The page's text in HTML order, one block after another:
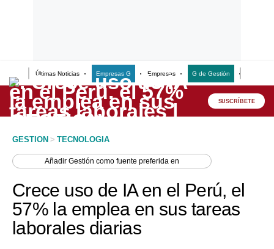
Últimas Noticias Empresas G Empresas G de Gestión
Lo último
Peru Quiosco
Economía
Mercados
SUSCRÍBETE
GESTION > TECNOLOGIA
AñadirGestión como fuente preferida en
Crece uso de IA en el Perú, el
57% la emplea en sus tareas
laborales diarias